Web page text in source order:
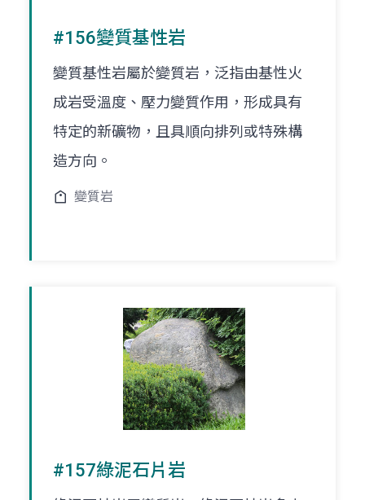
#156變質基性岩
變質基性岩屬於變質岩，泛指由基性火
成岩受溫度、壓力變質作用，形成具有
特定的新礦物，且具順向排列或特殊構
造方向。
變質岩
#157綠泥石片岩